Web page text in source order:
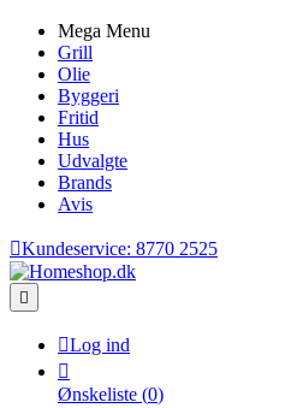
Mega Menu
Grill
Olie
Byggeri
Fritid
Hus
Udvalgte
Brands
Avis
Kundeservice: 8770 2525

Log ind

Ønskeliste (0)